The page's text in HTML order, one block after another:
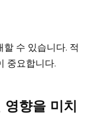
수 있습니다. 적
중요합니다.
향을 미치